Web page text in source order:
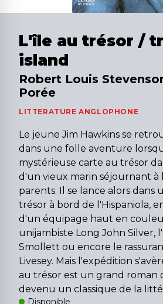
L'île au trésor /
island
Robert Louis
Porée
LITTERATURE ANGLOPHONE
Le jeune Jim Hawkins se
dans une folle aventure
mystérieuse carte au trésor
d'un vieux marin séjournant à
parents. Il se lance alors dans
trésor à bord de l'Hispaniola,
d'un équipage haut en
unijambiste Long John Silver,
Smollett ou encore le
Livesey. Mais l'expédition
au trésor est un grand roman
devenu un classique de la
Disponible